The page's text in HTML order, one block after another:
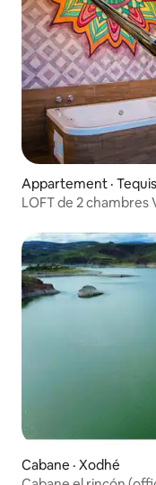
Appartement ·
LOFT de 2 chambres
Cabane · Xodhé